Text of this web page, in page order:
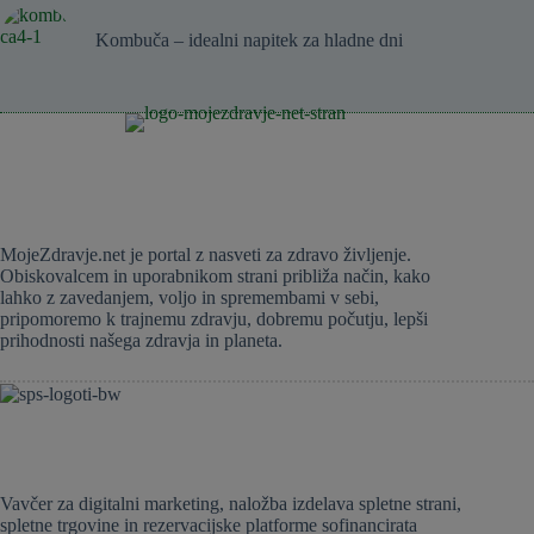
Kombuča – idealni napitek za hladne dni
MojeZdravje.net je portal z nasveti za zdravo življenje.
Obiskovalcem in uporabnikom strani približa način, kako
lahko z zavedanjem, voljo in spremembami v sebi,
pripomoremo k trajnemu zdravju, dobremu počutju, lepši
prihodnosti našega zdravja in planeta.
Vavčer za digitalni marketing, naložba izdelava spletne strani,
spletne trgovine in rezervacijske platforme sofinancirata